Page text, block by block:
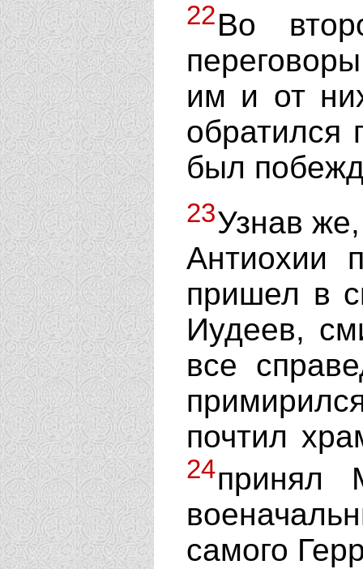
22Во
им и от
был
23Узнав
Антиохии
пришел в
Иудеев,
все
почтил
24принял
самого